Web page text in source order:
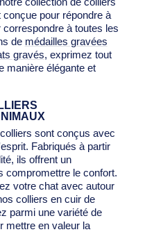
pour répondre à
à toutes les
de médailles gravées
gravés, exprimez tout
manière élégante et
sont conçus avec
Fabriqués à partir
ils offrent un
compromettre le confort.
votre chat avec autour
colliers en cuir de
parmi une variété de
mettre en valeur la